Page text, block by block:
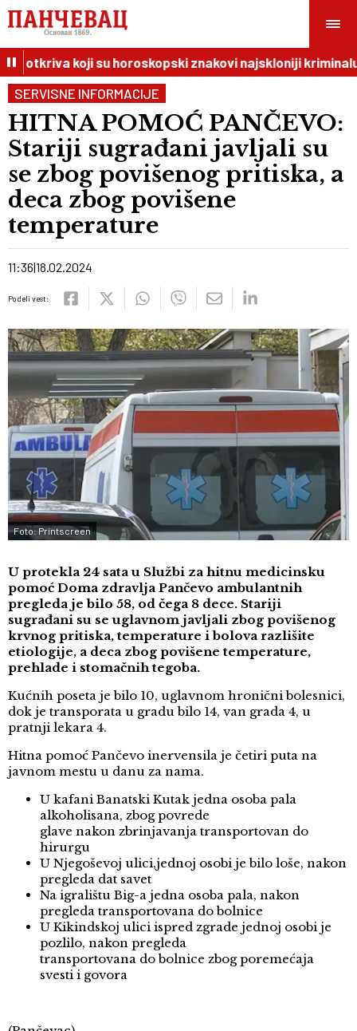
otkriva koji su horoskopski znakovi najskloniji kriminalu
SERVISNE INFORMACIJE
HITNA POMOĆ PANČEVO:
Stariji sugrađani javljali su
se zbog povišenog pritiska, a
deca zbog povišene
temperature
11:36 18.02.2024
Podeli vest:
Foto: Printscreen
U protekla 24 sata u Službi za hitnu medicinsku
pomoć Doma zdravlja Pančevo ambulantnih
pregleda je bilo 58, od čega 8 dece. Stariji
sugrađani su se uglavnom javljali zbog povišenog
krvnog pritiska, temperature i bolova razlišite
etiologije, a deca zbog povišene temperature,
prehlade i stomačnih tegoba.
Kućnih poseta je bilo 10, uglavnom hronični bolesnici,
dok je transporata u gradu bilo 14, van grada 4, u
pratnji lekara 4.
Hitna pomoć Pančevo inervensila je četiri puta na
javnom mestu u danu za nama.
U kafani Banatski Kutak jedna osoba pala
alkoholisana, zbog povrede
glave nakon zbrinjavanja transportovan do
hirurgu
U Njegoševoj ulici,jednoj osobi je bilo loše, nakon
pregleda dat savet
Na igralištu Big-a jedna osoba pala, nakon
pregleda transportovana do bolnice
U Kikindskoj ulici ispred zgrade jednoj osobi je
pozlilo, nakon pregleda
transportovana do bolnice zbog poremećaja
svesti i govora